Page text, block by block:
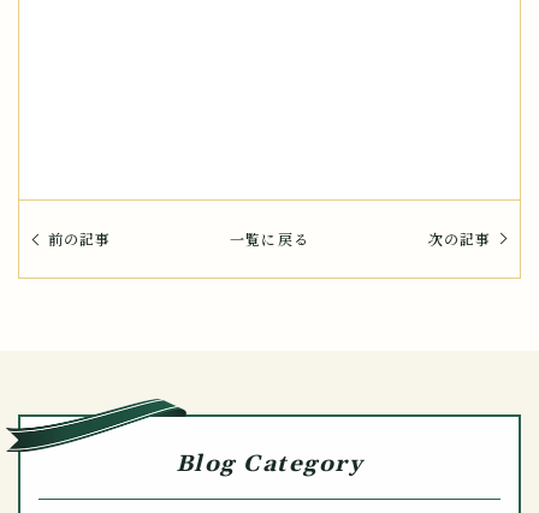
前の記事 一覧に戻る 次の記事
Blog Category